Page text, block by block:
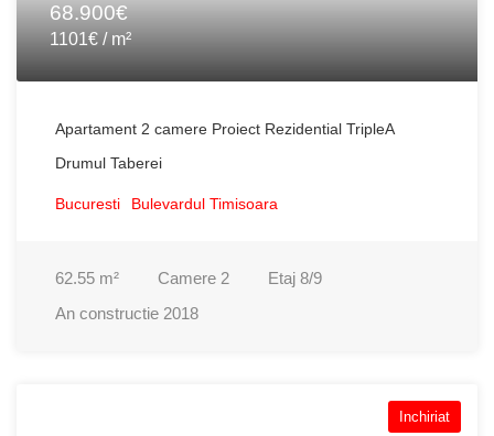
68.900€
1101€ / m²
Apartament 2 camere Proiect Rezidential TripleA
Drumul Taberei
Bucuresti Bulevardul Timisoara
62.55 m² Camere 2 Etaj 8/9
An constructie 2018
Inchiriat